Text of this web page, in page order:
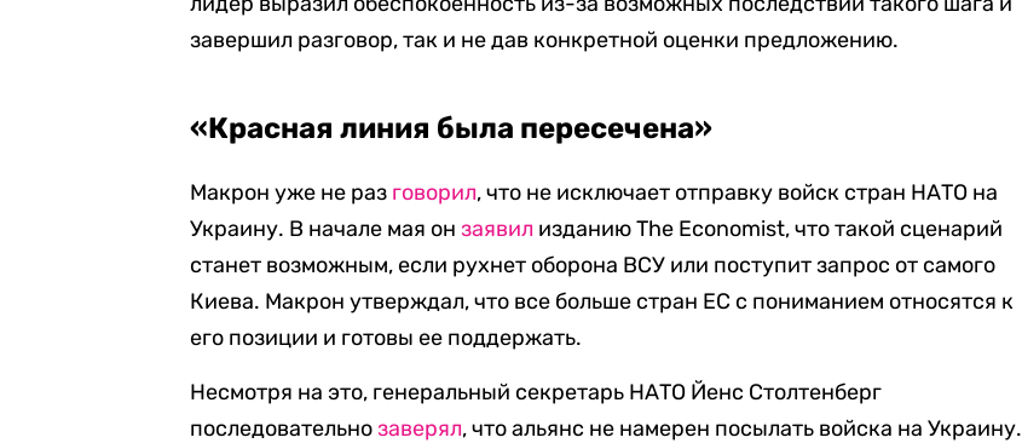
завершил разговор, так и не дав конкретной оценки предложению.
«Красная линия была пересечена»
Макрон уже не раз говорил, что не исключает отправку войск стран НАТО на
Украину. В начале мая онзаявил изданию The Economist, что такой сценарий
станет возможным, если рухнет оборона ВСУ или поступит запрос от самого
Киева. Макрон утверждал, что все больше стран ЕС с пониманием относятся к
его позиции и готовы ее поддержать.
Несмотря на это, генеральный секретарь НАТО Йенс Столтенберг
последовательнозаверял, что альянс не намерен посылать войска на Украину.